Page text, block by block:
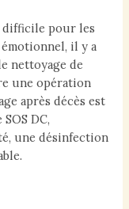
difficile pour les
il y a
nettoyage de
une opération
après décès est
DC,
une désinfection